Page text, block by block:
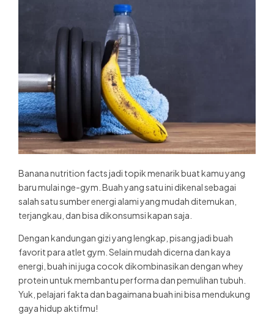
Banana nutrition factsjadi topik menarik buat kamu yang
baru mulai nge-gym. Buah yang satu ini dikenal sebagai
salah satu sumber energi alami yang mudah ditemukan,
terjangkau, dan bisa dikonsumsi kapan saja.
Dengan kandungan gizi yang lengkap, pisang jadi buah
favorit para atlet gym. Selain mudah dicerna dan kaya
energi, buah ini juga cocok dikombinasikan dengan whey
protein untuk membantu performa dan pemulihan tubuh.
Yuk, pelajari fakta dan bagaimana buah ini bisa mendukung
gaya hidup aktifmu!